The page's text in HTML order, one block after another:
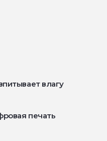
влагу
печать